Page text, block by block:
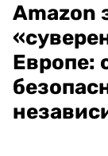
Amazon
Европе: